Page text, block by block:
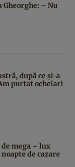
Gheorghe: – Nu
după ce și-a
purtat ochelari
mega – lux
de cazare